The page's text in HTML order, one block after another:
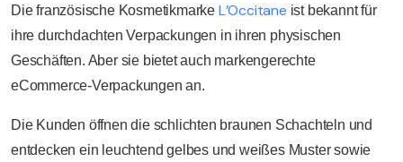
Die französische Kosmetikmarke L’Occitane ist bekannt für
ihre durchdachten Verpackungen in ihren physischen
Geschäften. Aber sie bietet auch markengerechte
eCommerce-Verpackungen an.
Die Kunden öffnen die schlichten braunen Schachteln und
entdecken ein leuchtend gelbes und weißes Muster sowie